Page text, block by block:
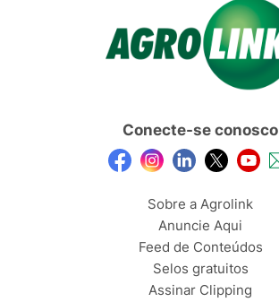
Conecte-se conosco
Sobre a Agrolink
Anuncie Aqui
Feed de Conteúdos
Selos gratuitos
Assinar Clipping